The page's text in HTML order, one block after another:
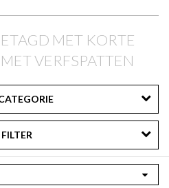
MET KORTE
VERFSPATTEN
FILTER